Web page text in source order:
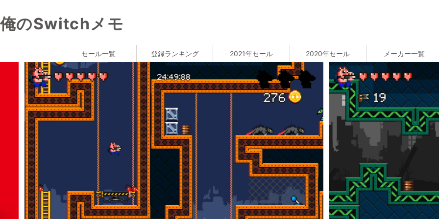
俺のSwitchメモ
セール一覧 登録ランキング 2021年セール 2020年セール メーカー一覧